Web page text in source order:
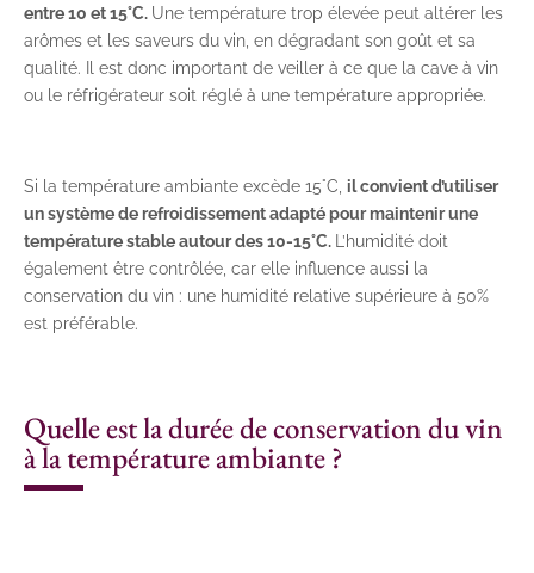
entre 10 et 15°C. Une température trop élevée peut altérer les
arômes et les saveurs du vin, en dégradant son goût et sa
qualité. Il est donc important de veiller à ce que la cave à vin
ou le réfrigérateur soit réglé à une température appropriée.
Si la température ambiante excède 15°C, il convient d’utiliser
un système de refroidissement adapté pour maintenir une
température stable autour des 10-15°C.
L’humidité doit
également être contrôlée, car elle influence aussi la
conservation du vin : une humidité relative supérieure à 50%
est préférable.
Quelle est la durée de conservation du vin
à la température ambiante ?